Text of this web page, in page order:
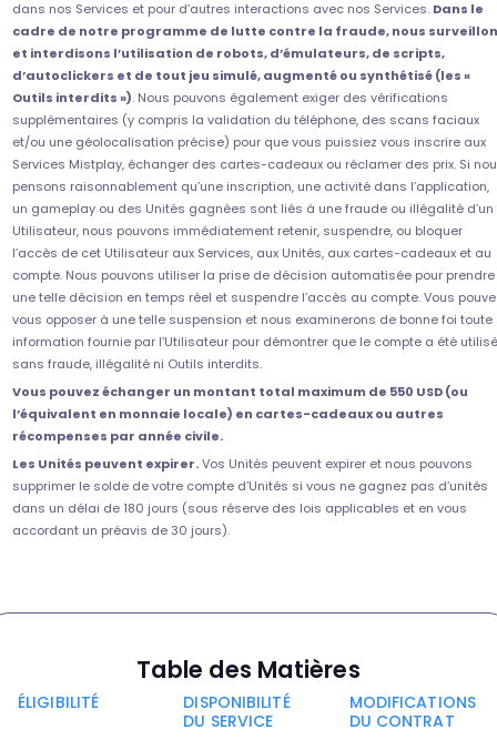
dans nos Services et pour d’autres interactions avec nos Services. Dans le
cadre de notre programme de lutte contre la fraude, nous
et interdisons l’utilisation de robots, d’émulateurs, de scripts,
d’autoclickers et de tout jeu simulé, augmenté ou synthétisé (les «
Outils interdits »). Nous pouvons également exiger des vérifications
supplémentaires (y compris la validation du téléphone, des scans faciaux
et/ou une géolocalisation précise) pour que vous puissiez vous inscrire aux
Services Mistplay, échanger des cartes-cadeaux ou réclamer des prix. Si
pensons raisonnablement qu’une inscription, une activité dans l’application,
un gameplay ou des Unités gagnées sont liés à une fraude ou illégalité d’un
Utilisateur, nous pouvons immédiatement retenir, suspendre, ou bloquer
l’accès de cet Utilisateur aux Services, aux Unités, aux cartes-cadeaux et au
compte. Nous pouvons utiliser la prise de décision automatisée pour prendre
une telle décision en temps réel et suspendre l’accès au compte. Vous
vous opposer à une telle suspension et nous examinerons de bonne foi toute
information fournie par l’Utilisateur pour démontrer que le compte a été utilisé
sans fraude, illégalité ni Outils interdits.
Vous pouvez échanger un montant total maximum de 550 USD (ou
l’équivalent en monnaie locale) en cartes-cadeaux ou autres
récompenses par année civile.
Les Unités peuvent expirer.Vos Unités peuvent expirer et nous pouvons
supprimer le solde de votre compte d’Unités si vous ne gagnez pas d’unités
dans un délai de 180 jours (sous réserve des lois applicables et en vous
accordant un préavis de 30 jours).
Table des Matières
ÉLIGIBILITÉ
DISPONIBILITÉ
DU SERVICE
MODIFICATIONS
DU CONTRAT